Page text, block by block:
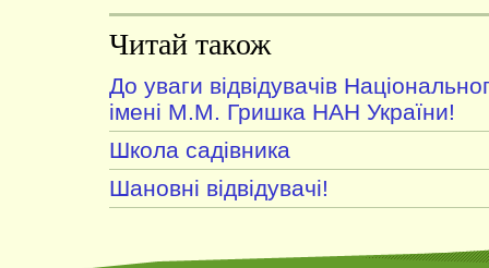
Читай також
До уваги відвідувачів
імені М.М. Гришка НАН України!
Школа садівника
Шановні відвідувачі!